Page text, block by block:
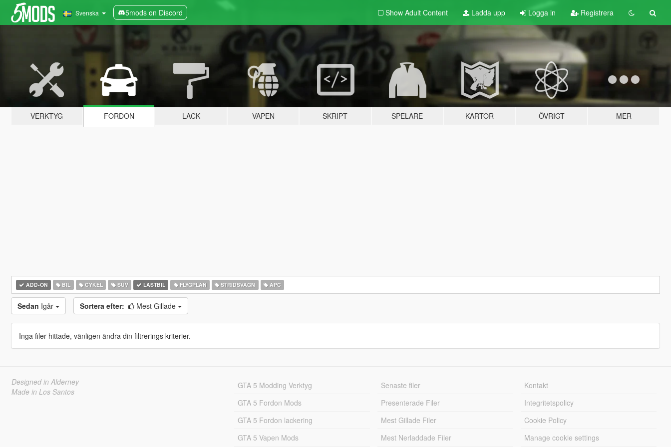
Svenska 5mods on Discord Show Adult Content Ladda upp Logga in Registrera
VERKTYG FORDON LACK VAPEN SKRIPT SPELARE KARTOR ÖVRIGT MER
ADD-ON BIL CYKEL SUV LASTBIL FLYGPLAN STRIDSVAGN APC
Sedan Igår Sortera efter: Mest Gillade
Inga filer hittade, vänligen ändra din filtrerings kriterier.
Designed in Alderney
Made in Los Santos
GTA 5 Modding Verktyg
GTA 5 Fordon Mods
GTA 5 Fordon lackering
GTA 5 Vapen Mods
Senaste filer
Presenterade Filer
Mest Gillade Filer
Mest Nerladdade Filer
Kontakt
Integritetspolicy
Cookie Policy
Manage cookie settings